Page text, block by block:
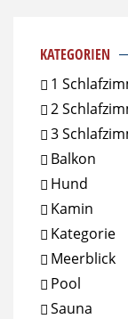
KATEGORIEN
1
2
3
Balkon
Hund
Kamin
Kategorie
Meerblick
Pool
Sauna